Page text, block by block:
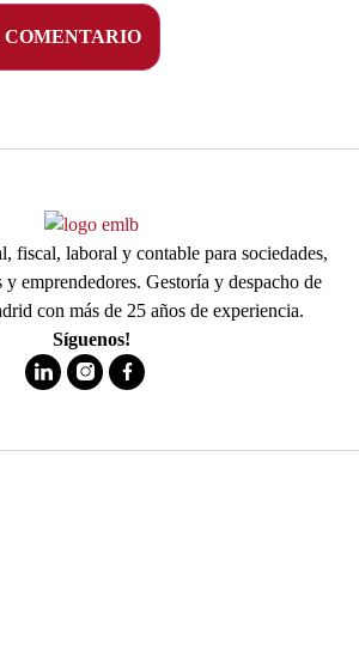
fiscal, laboral y contable para sociedades,
y emprendedores. Gestoría y despacho de
con más de 25 años de experiencia.
Síguenos!